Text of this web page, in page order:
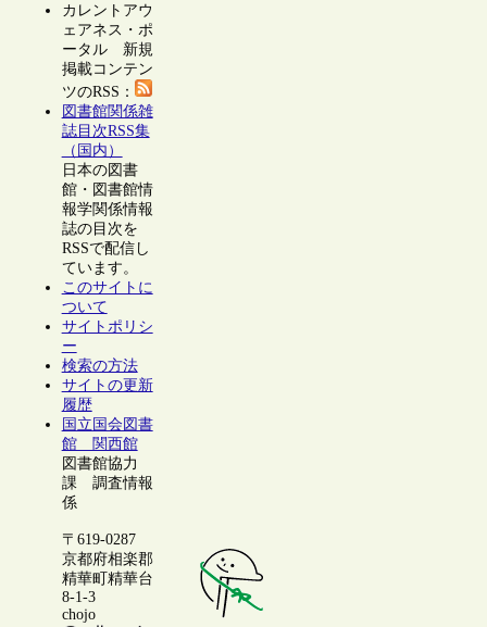
カレントアウ
ェアネス・ポ
ータル 新規
掲載コンテン
ツのRSS：
図書館関係雑
誌目次RSS集
（国内）
日本の図書
館・図書館情
報学関係情報
誌の目次を
RSSで配信し
ています。
このサイトに
ついて
サイトポリシ
ー
検索の方法
サイトの更新
履歴
国立国会図書
館 関西館
図書館協力
課 調査情報
係
〒619-0287
京都府相楽郡
精華町精華台
8-1-3
chojo